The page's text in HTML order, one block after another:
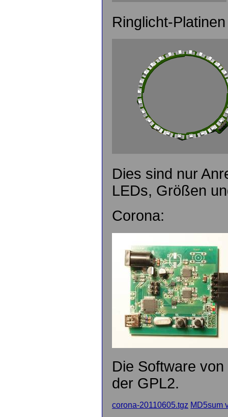
Ringlicht-
Dies sind nur
LEDs, Größen
Corona:
Die Software
der GPL2.
corona-20110605.tgz MD5sum